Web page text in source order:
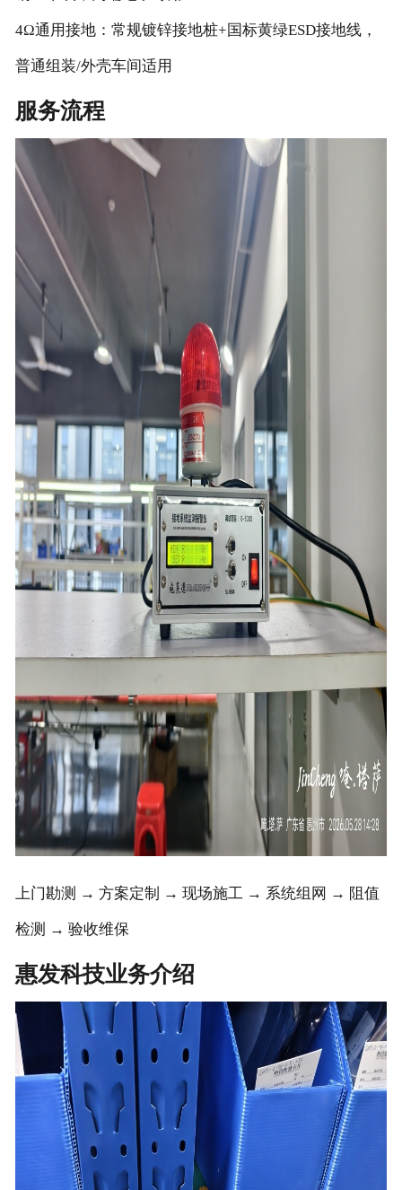
4Ω通用接地：常规镀锌接地桩+国标黄绿ESD接地线，
普通组装/外壳车间适用
服务流程
上门勘测 → 方案定制 → 现场施工 → 系统组网 → 阻值
检测 → 验收维保
惠发科技业务介绍